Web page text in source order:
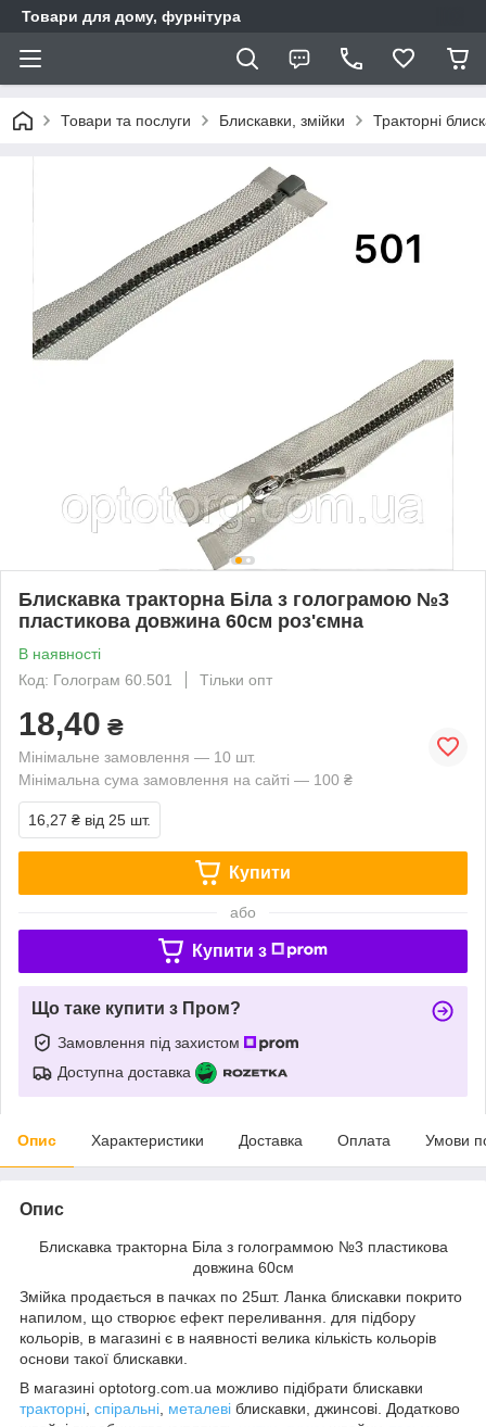
Товари для дому, фурнітура
Товари та послуги Блискавки, змійки Тракторні
Блискавка тракторна Біла з голограмою №3
пластикова довжина 60см роз'ємна
В наявності
Код: Голограм 60.501
Тільки опт
18,40 ₴
Мінімальне замовлення — 10 шт.
Мінімальна сума замовлення на сайті — 100 ₴
16,27 ₴ від 25 шт.
Купити
або
Купити з
Що таке купити з Пром?
Замовлення під захистом
Доступна доставка
Опис Характеристики Доставка Оплата Умови
Опис
Блискавка тракторна Біла з голограммою №3 пластикова
довжина 60см
Змійка продається в пачках по 25шт. Ланка блискавки покрито
напилом, що створює ефект переливання. для підбору
кольорів, в магазині є в наявності велика кількість кольорів
основи такої блискавки.
В магазині optotorg.com.ua можливо підібрати блискавки
тракторні спіральні металеві блискавки, джинсові. Додатково